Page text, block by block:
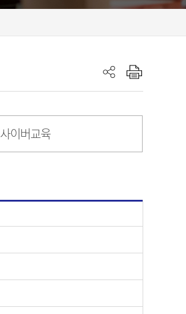
사이버교육